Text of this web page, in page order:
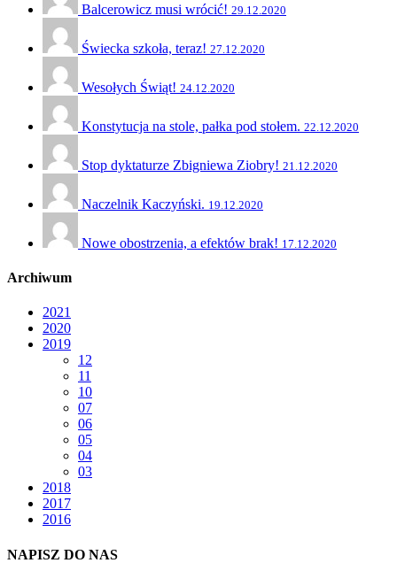
Balcerowicz musi wrócić! 29.12.2020
Świecka szkoła, teraz! 27.12.2020
Wesołych Świąt! 24.12.2020
Konstytucja na stole, pałka pod stołem. 22.12.2020
Stop dyktaturze Zbigniewa Ziobry! 21.12.2020
Naczelnik Kaczyński. 19.12.2020
Nowe obostrzenia, a efektów brak! 17.12.2020
Archiwum
2021
2020
2019
12
11
10
07
06
05
04
03
2018
2017
2016
NAPISZ DO NAS